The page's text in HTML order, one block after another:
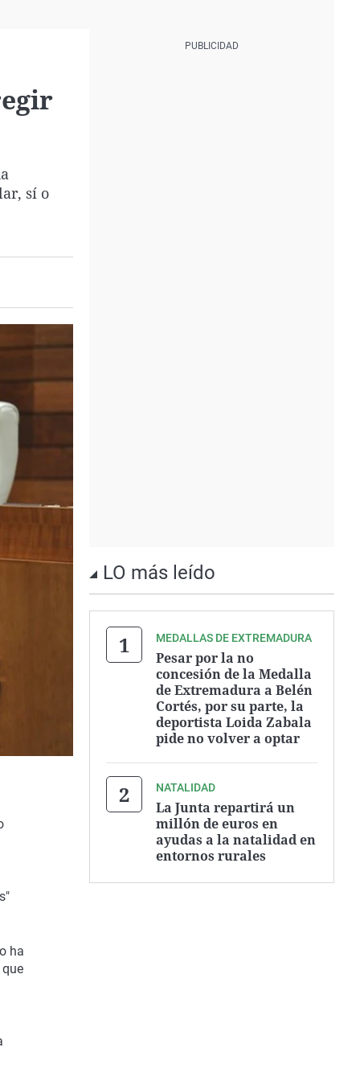
sí o
ha
LO más leído
MEDALLAS DE EXTREMADURA
Pesar por la no
concesión de la Medalla
de Extremadura a Belén
Cortés, por su parte, la
deportista Loida Zabala
pide no volver a optar
NATALIDAD
La Junta repartirá un
millón de euros en
ayudas a la natalidad en
entornos rurales